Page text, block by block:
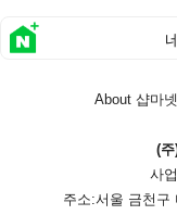
About 샵마넷
(
사
주소:서울 금천구